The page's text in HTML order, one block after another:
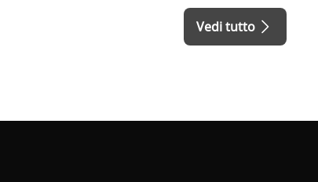
Vedi tutto